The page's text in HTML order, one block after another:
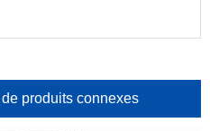
produits connexes